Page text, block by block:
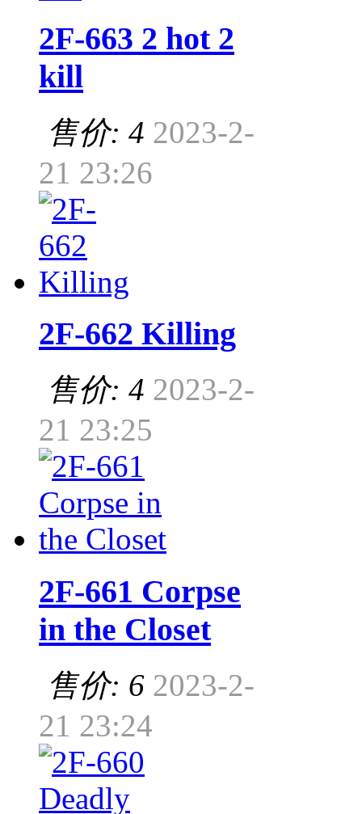
2F-663 2 hot 2
kill
售价: 4 2023-2-
21 23:26
2F-662 Killing
售价: 4 2023-2-
21 23:25
2F-661 Corpse
in the Closet
售价: 6 2023-2-
21 23:24